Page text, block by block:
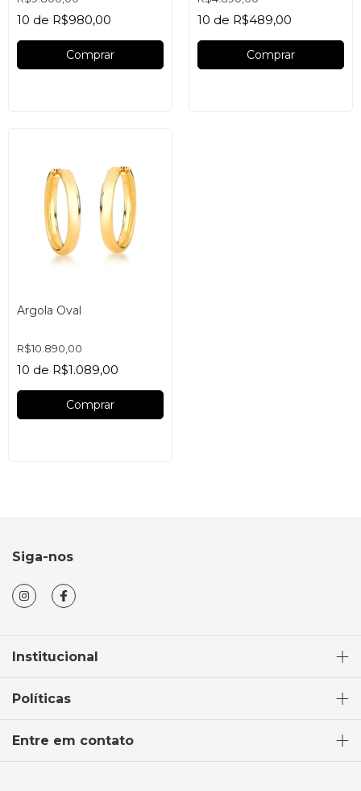
10 de R$980,00
Comprar
10 de R$489,00
Comprar
Argola Oval
R$10.890,00
10 de R$1.089,00
Comprar
Siga-nos
Institucional
Políticas
Entre em contato